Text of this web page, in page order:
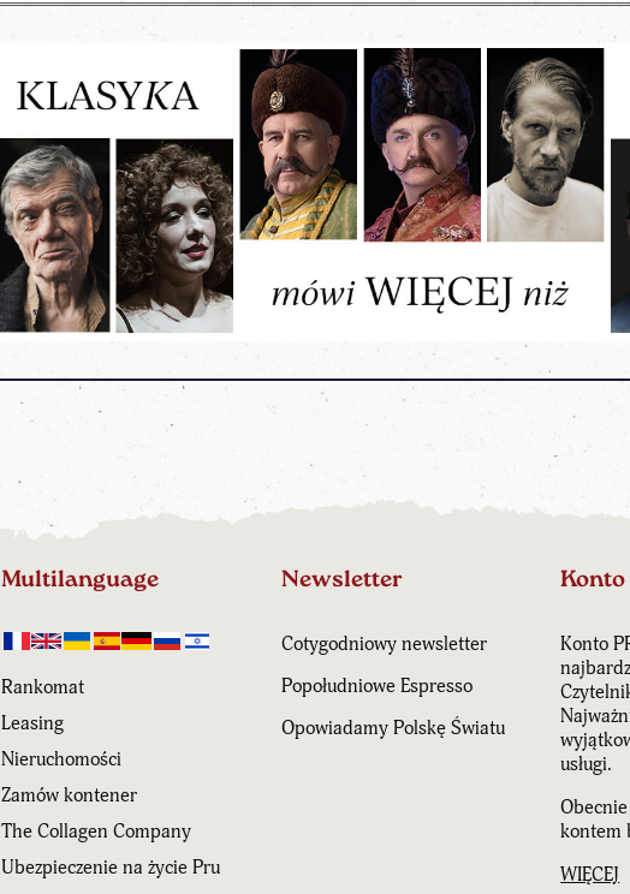
Multilanguage
Rankomat
Leasing
Nieruchomości
Zamów kontener
The Collagen Company
Ubezpieczenie na życie Pru
Newsletter
Cotygodniowy newsletter
Popołudniowe Espresso
Opowiadamy Polskę Światu
Konto
Konto
usługi.
kontem
WIĘCEJ